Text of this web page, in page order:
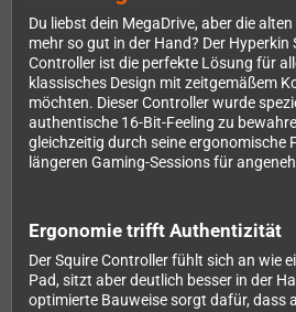
Du liebst dein MegaDrive, aber die
mehr so gut in der Hand? Der Hyperkin
Controller ist die perfekte Lösung für
klassisches Design mit zeitgemäßem
möchten. Dieser Controller wurde
authentische 16-Bit-Feeling zu
gleichzeitig durch seine ergonomische
längeren Gaming-Sessions für
Ergonomie trifft Authentizität
Der Squire Controller fühlt sich an wie
Pad, sitzt aber deutlich besser in der
optimierte Bauweise sorgt dafür, dass